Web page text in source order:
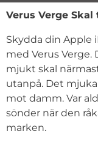
Verus Verge
Skydda din Apple
med Verus Verge.
mjukt skal
utanpå. Det
mot damm. Var
sönder när den
marken.